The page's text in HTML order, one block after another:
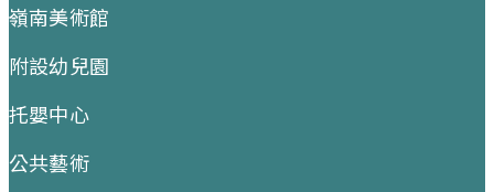
嶺南美術館
附設幼兒園
托嬰中心
公共藝術